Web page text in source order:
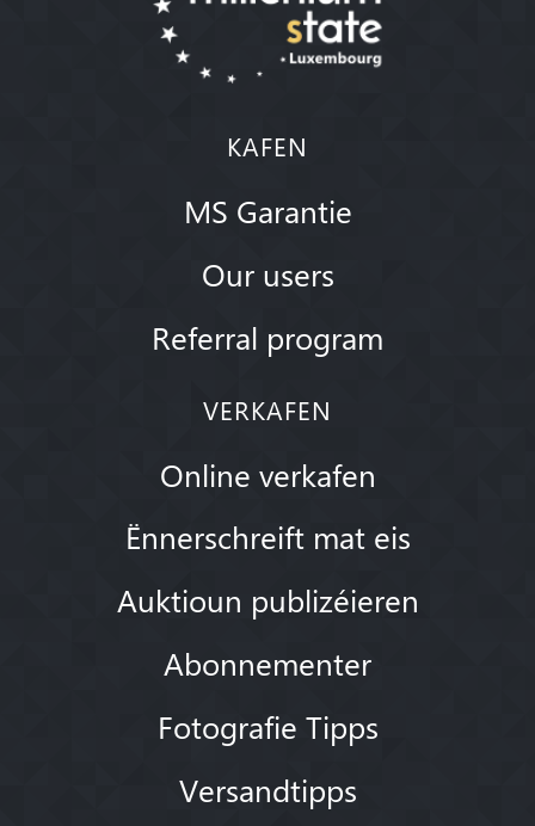
KAFEN
MS Garantie
Our users
Referral program
VERKAFEN
Online verkafen
Ënnerschreift mat eis
Auktioun publizéieren
Abonnementer
Fotografie Tipps
Versandtipps